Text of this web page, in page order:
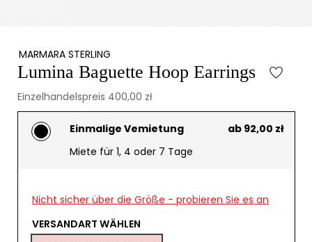
MARMARA STERLING
Lumina Baguette Hoop Earrings
Einzelhandelspreis 400,00 zł
Einmalige Vemietung
ab 92,00 zł
Miete für 1, 4 oder 7 Tage
Nicht sicher über die Größe - probieren Sie es an
VERSANDART WÄHLEN